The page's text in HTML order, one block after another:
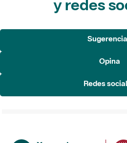
y redes
Opina
Redes